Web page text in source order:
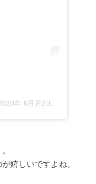
年 6月月20日午前5時11分PDT
嬉しいですよね。